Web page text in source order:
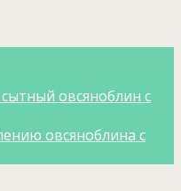
овсяноблин с
овсяноблина с